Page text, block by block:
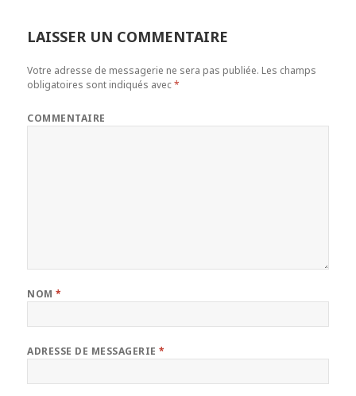
LAISSER UN COMMENTAIRE
Votre adresse de messagerie ne sera pas publiée. Les champs
obligatoires sont indiqués avec*
COMMENTAIRE
NOM*
ADRESSE DE MESSAGERIE*